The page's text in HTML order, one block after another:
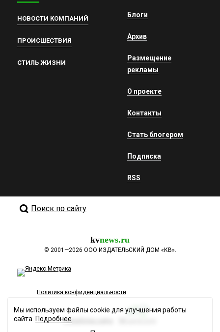
НОВОСТИ КОМПАНИЙ
ПРОИСШЕСТВИЯ
СТИЛЬ ЖИЗНИ
Блоги
Архив
Размещение
рекламы
О проекте
Контакты
Стать блогером
Подписка
RSS
Поиск по сайту
kvnews.ru
© 2001—2026 ООО ИЗДАТЕЛЬСКИЙ ДОМ «КВ».
Политика конфиденциальности
Разработка сайта
Мы используем файлы cookie для улучшения работы
сайта. Подробнее